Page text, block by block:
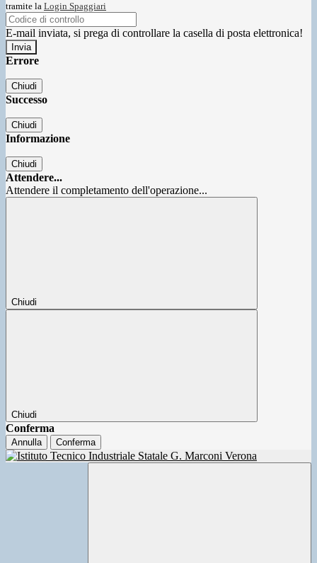
tramite la Login Spaggiari
E-mail inviata, si prega di controllare la casella di posta elettronica!
Errore
Chiudi
Successo
Chiudi
Informazione
Chiudi
Attendere...
Attendere il completamento dell'operazione...
Chiudi
Chiudi
Conferma
Annulla Conferma